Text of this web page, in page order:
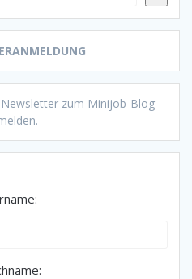
zum Minijob-Blog